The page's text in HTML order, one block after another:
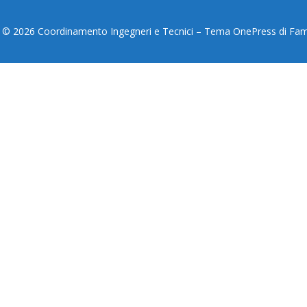
2026 Coordinamento Ingegneri e Tecnici – Tema OnePress di